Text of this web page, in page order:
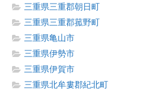
三重県三重郡朝日町
三重県三重郡菰野町
三重県亀山市
三重県伊勢市
三重県伊賀市
三重県北牟婁郡紀北町